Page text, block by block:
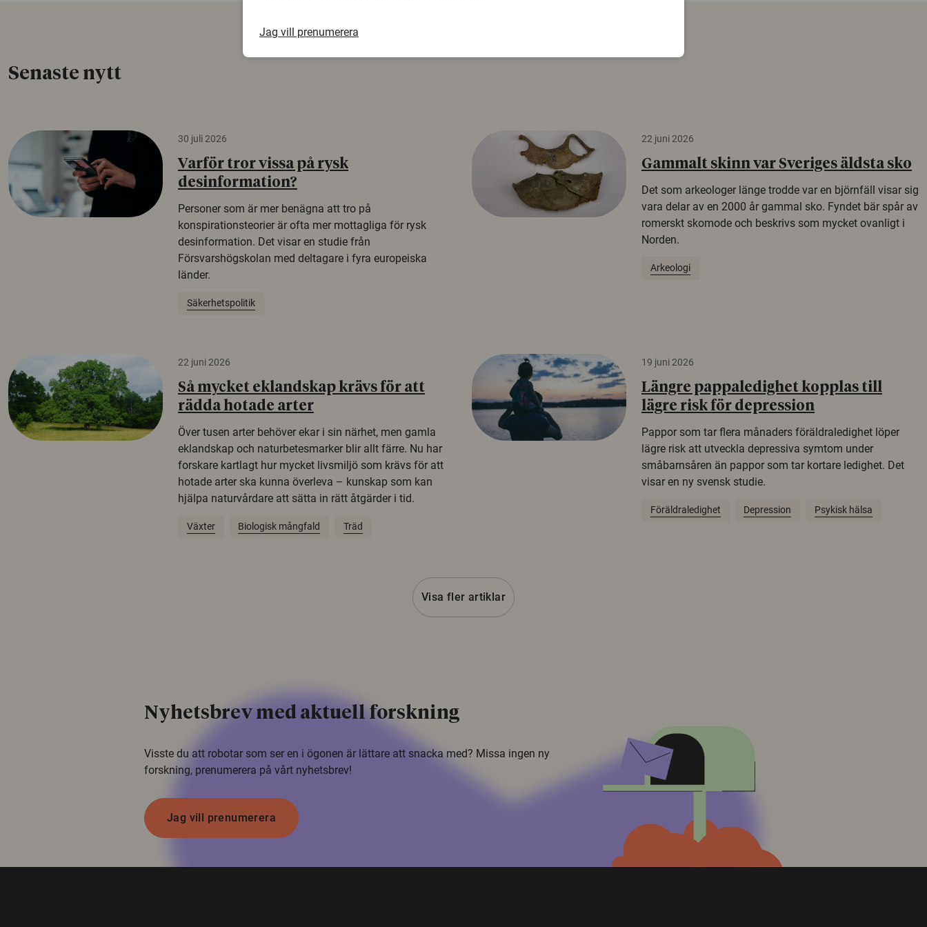
Senaste nytt
30 juli 2026
Varför tror vissa på rysk
desinformation?
Personer som är mer benägna att tro på
konspirationsteorier är ofta mer mottagliga för rysk
desinformation. Det visar en studie från
Försvarshögskolan med deltagare i fyra europeiska
länder.
Säkerhetspolitik
22 juni 2026
Gammalt skinn var Sveriges äldsta sko
Det som arkeologer länge trodde var en björnfäll visar sig
vara delar av en 2000 år gammal sko. Fyndet bär spår av
romerskt skomode och beskrivs som mycket ovanligt i
Norden.
Arkeologi
22 juni 2026
Så mycket eklandskap krävs för att
rädda hotade arter
Över tusen arter behöver ekar i sin närhet, men gamla
eklandskap och naturbetesmarker blir allt färre. Nu har
forskare kartlagt hur mycket livsmiljö som krävs för att
hotade arter ska kunna överleva – kunskap som kan
hjälpa naturvårdare att sätta in rätt åtgärder i tid.
Växter Biologisk mångfald Träd
19 juni 2026
Längre pappaledighet kopplas till
lägre risk för depression
Pappor som tar flera månaders föräldraledighet löper
lägre risk att utveckla depressiva symtom under
småbarnsåren än pappor som tar kortare ledighet. Det
visar en ny svensk studie.
Föräldraledighet Depression Psykisk hälsa
Visa fler artiklar
Nyhetsbrev med aktuell forskning
Visste du att robotar som ser en i ögonen är lättare att snacka med? Missa ingen ny
forskning, prenumerera på vårt nyhetsbrev!
Jag vill prenumerera
Jag vill prenumerera